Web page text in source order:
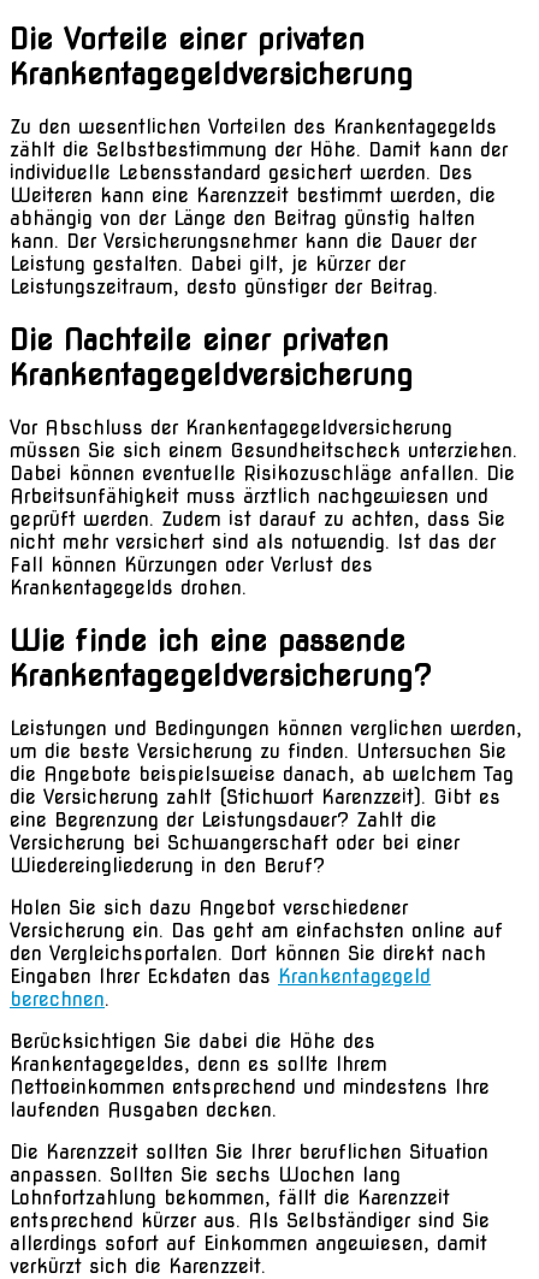
Die Vorteile einer privaten
Krankentagegeldversicherung
Zu den wesentlichen Vorteilen des Krankentagegelds
zählt die Selbstbestimmung der Höhe. Damit kann der
individuelle Lebensstandard gesichert werden. Des
Weiteren kann eine Karenzzeit bestimmt werden, die
abhängig von der Länge den Beitrag günstig halten
kann. Der Versicherungsnehmer kann die Dauer der
Leistung gestalten. Dabei gilt, je kürzer der
Leistungszeitraum, desto günstiger der Beitrag.
Die Nachteile einer privaten
Krankentagegeldversicherung
Vor Abschluss der Krankentagegeldversicherung
müssen Sie sich einem Gesundheitscheck unterziehen.
Dabei können eventuelle Risikozuschläge anfallen. Die
Arbeitsunfähigkeit muss ärztlich nachgewiesen und
geprüft werden. Zudem ist darauf zu achten, dass Sie
nicht mehr versichert sind als notwendig. Ist das der
Fall können Kürzungen oder Verlust des
Krankentagegelds drohen.
Wie finde ich eine passende
Krankentagegeldversicherung?
Leistungen und Bedingungen können verglichen werden,
um die beste Versicherung zu finden. Untersuchen Sie
die Angebote beispielsweise danach, ab welchem Tag
die Versicherung zahlt (Stichwort Karenzzeit). Gibt es
eine Begrenzung der Leistungsdauer? Zahlt die
Versicherung bei Schwangerschaft oder bei einer
Wiedereingliederung in den Beruf?
Holen Sie sich dazu Angebot verschiedener
Versicherung ein. Das geht am einfachsten online auf
den Vergleichsportalen. Dort können Sie direkt nach
Eingaben Ihrer Eckdaten das Krankentagegeld
berechnen.
Berücksichtigen Sie dabei die Höhe des
Krankentagegeldes, denn es sollte Ihrem
Nettoeinkommen entsprechend und mindestens Ihre
laufenden Ausgaben decken.
Die Karenzzeit sollten Sie Ihrer beruflichen Situation
anpassen. Sollten Sie sechs Wochen lang
Lohnfortzahlung bekommen, fällt die Karenzzeit
entsprechend kürzer aus. Als Selbständiger sind Sie
allerdings sofort auf Einkommen angewiesen, damit
verkürzt sich die Karenzzeit.